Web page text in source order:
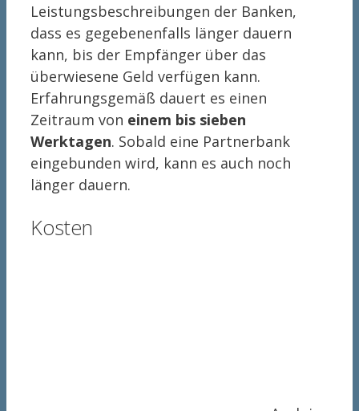
Leistungsbeschreibungen der Banken,
dass es gegebenenfalls länger dauern
kann, bis der Empfänger über das
überwiesene Geld verfügen kann.
Erfahrungsgemäß dauert es einen
Zeitraum von einem bis sieben
Werktagen. Sobald eine Partnerbank
eingebunden wird, kann es auch noch
länger dauern.
Kosten